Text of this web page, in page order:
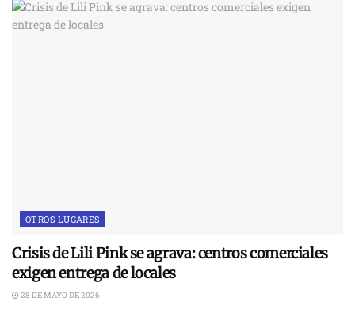
OTROS LUGARES
Crisis de Lili Pink se agrava: centros comerciales
exigen entrega de locales
28 DE MAYO DE 2026